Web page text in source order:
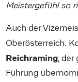
Meistergefühl so
Auch der
Oberösterreich.
Reichraming, der
Führung